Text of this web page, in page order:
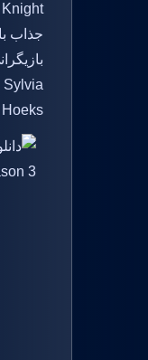
جذاب
Sylvia
Hoeks همراه بوده است.